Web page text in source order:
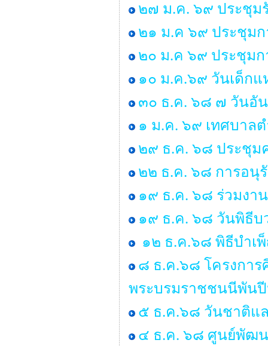
๒๗ ม.ค. ๖๙ ประชุม
๒๑ ม.ค ๖๙ ประชุมก
๒๐ ม.ค ๖๙ ประชุม
๑๐ ม.ค.๖๙ วันเด็กแ
๓๐ ธ.ค. ๖๘ ๗ วันอั
๑ ม.ค. ๖๙ เทศบาล
๒๙ ธ.ค. ๖๘ ประชุม
๒๒ ธ.ค. ๖๘ การอนุ
๑๙ ธ.ค. ๖๘ ร่วมงา
๑๙ ธ.ค. ๖๘ วันพิธีบ
๑๒ ธ.ค.๖๘ พิธีบำ
๘ ธ.ค.๖๘ โครงการ
พระบรมราชชนนีพัน
๕ ธ.ค.๖๘ วันชาติแ
๔ ธ.ค. ๖๘ ศูนย์พัฒน